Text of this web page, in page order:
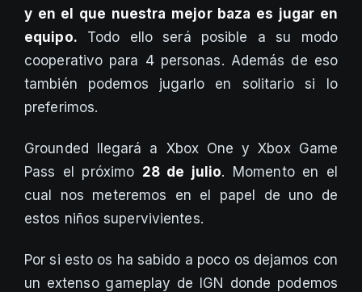
y en el que nuestra mejor baza es jugar en
equipo. Todo ello será posible a su modo
cooperativo para 4 personas. Además de eso
también podemos jugarlo en solitario si lo
preferimos.
Grounded llegará a Xbox One y Xbox Game
Pass el próximo 28 de julio. Momento en el
cual nos meteremos en el papel de uno de
estos niños supervivientes.
Por si esto os ha sabido a poco os dejamos con
un extenso gameplay de IGN donde podemos